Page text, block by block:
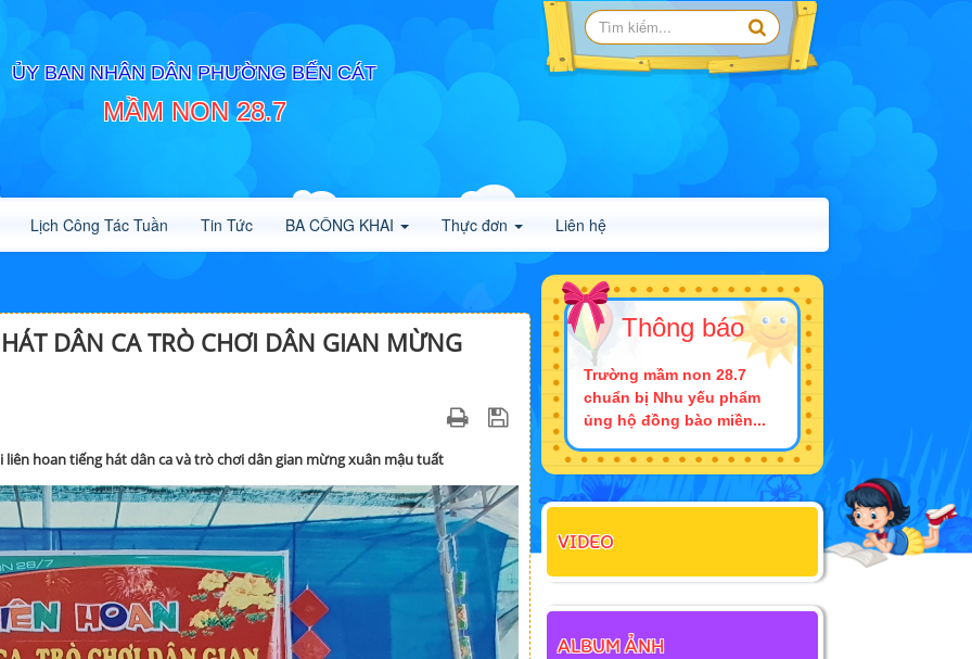
ỦY BAN NHÂN DÂN PHƯỜNG BẾN CÁT
MẦM NON 28.7
Lịch Công Tác Tuần Tin Tức BA CÔNG KHAI Thực đơn Liên hệ
DÂN CA TRÒ CHƠI DÂN GIAN MỪNG
hoan tiếng hát dân ca và trò chơi dân gian mừng xuân mậu tuất
Thông báo
Trường mầm non 28.7
chuẩn bị Nhu yếu phẩm
ủng hộ đồng bào miền...
VIDEO
ALBUM ẢNH